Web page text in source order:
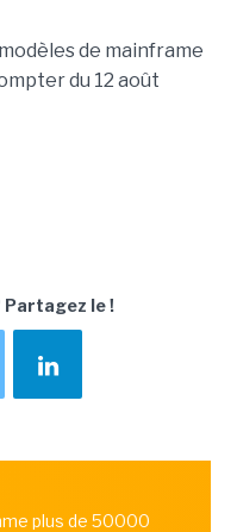
de mainframe
du 12 août
Partagez le !
plus de 50000